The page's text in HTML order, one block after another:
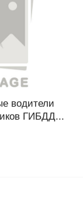
водители
ГИБДД...